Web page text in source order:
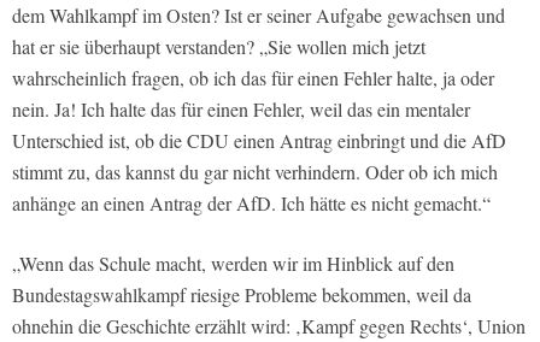
dem Wahlkampf im Osten? Ist er seiner Aufgabe gewachsen und
hat er sie überhaupt verstanden? „Sie wollen mich jetzt
wahrscheinlich fragen, ob ich das für einen Fehler halte, ja oder
nein. Ja! Ich halte das für einen Fehler, weil das ein mentaler
Unterschied ist, ob die CDU einen Antrag einbringt und die AfD
stimmt zu, das kannst du gar nicht verhindern. Oder ob ich mich
anhänge an einen Antrag der AfD. Ich hätte es nicht gemacht.“
„Wenn das Schule macht, werden wir im Hinblick auf den
Bundestagswahlkampf riesige Probleme bekommen, weil da
ohnehin die Geschichte erzählt wird: ‚Kampf gegen Rechts‘, Union